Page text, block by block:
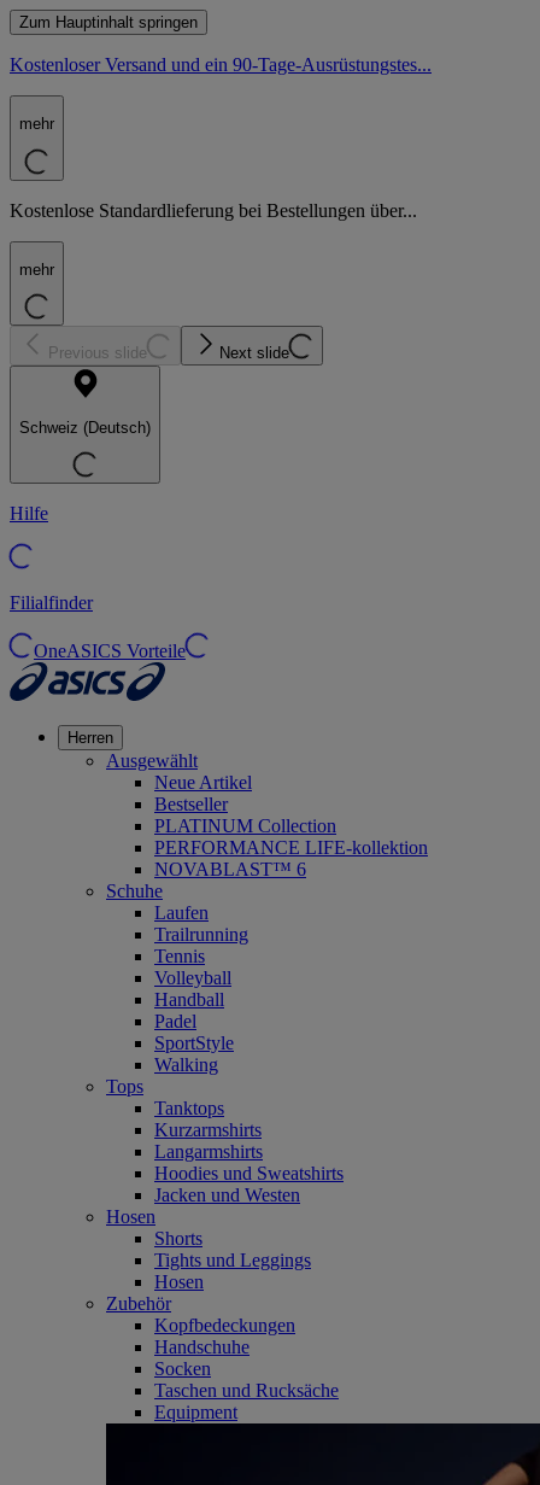
Zum Hauptinhalt springen
Kostenloser Versand und ein 90-Tage-Ausrüstungstes...
mehr
Kostenlose Standardlieferung bei Bestellungen über...
mehr
Previous slide Next slide
Schweiz (Deutsch)
Hilfe
Filialfinder
OneASICS Vorteile
Herren
Ausgewählt
Neue Artikel
Bestseller
PLATINUM Collection
PERFORMANCE LIFE-kollektion
NOVABLAST™ 6
Schuhe
Laufen
Trailrunning
Tennis
Volleyball
Handball
Padel
SportStyle
Walking
Tops
Tanktops
Kurzarmshirts
Langarmshirts
Hoodies und Sweatshirts
Jacken und Westen
Hosen
Shorts
Tights und Leggings
Hosen
Zubehör
Kopfbedeckungen
Handschuhe
Socken
Taschen und Rucksäche
Equipment